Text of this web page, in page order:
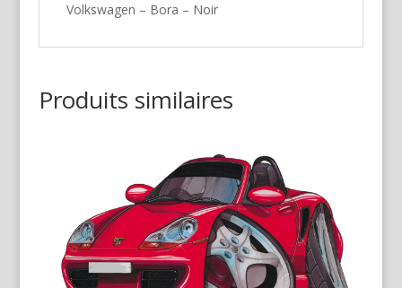
Volkswagen – Bora – Noir
Produits similaires